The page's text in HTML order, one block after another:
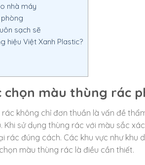
nhà máy
sạch sẽ
hiệu Việt Xanh Plastic?
chọn màu thùng rác
không chỉ đơn thuần là vấn đề
Khi sử dụng thùng rác với màu sắc
rác đúng cách. Các khu vực như khu
màu thùng rác là điều cần thiết.